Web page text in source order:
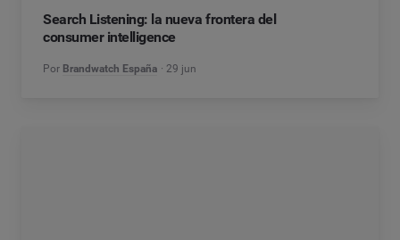
Search Listening: la nueva frontera del
consumer intelligence
Por Brandwatch España 29 jun